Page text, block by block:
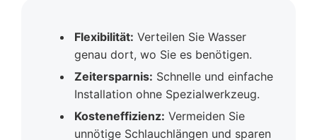
Flexibilität: Verteilen Sie Wasser
genau dort, wo Sie es benötigen.
Zeitersparnis: Schnelle und einfache
Installation ohne Spezialwerkzeug.
Kosteneffizienz: Vermeiden Sie
unnötige Schlauchlängen und sparen